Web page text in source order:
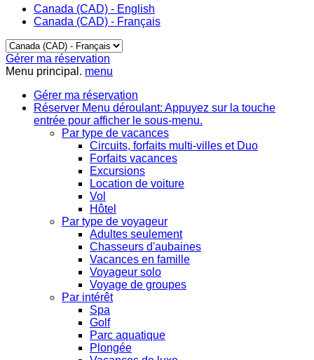
Canada (CAD) - English
Canada (CAD) - Français
Gérer ma réservation
Menu principal. menu
Gérer ma réservation
Réserver Menu déroulant: Appuyez sur la touche
entrée pour afficher le sous-menu.
Par type de vacances
Circuits, forfaits multi-villes et Duo
Forfaits vacances
Excursions
Location de voiture
Vol
Hôtel
Par type de voyageur
Adultes seulement
Chasseurs d'aubaines
Vacances en famille
Voyageur solo
Voyage de groupes
Par intérêt
Spa
Golf
Parc aquatique
Plongée